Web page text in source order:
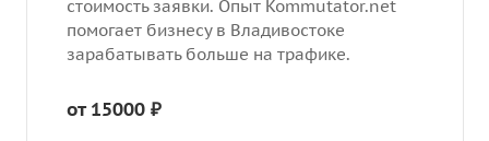
стоимость заявки. Опыт Kommutator.net
помогает бизнесу в Владивостоке
зарабатывать больше на трафике.
от 15000 ₽